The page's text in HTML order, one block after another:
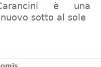
è una
sotto al sole